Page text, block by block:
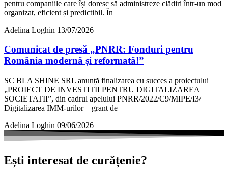
pentru companiile care își doresc să administreze clădiri într-un mod
organizat, eficient și predictibil. În
Adelina Loghin 13/07/2026
Comunicat de presă „PNRR: Fonduri pentru
România modernă și reformată!”
SC BLA SHINE SRL anunță finalizarea cu succes a proiectului
„PROIECT DE INVESTITII PENTRU DIGITALIZAREA
SOCIETATII”, din cadrul apelului PNRR/2022/C9/MIPE/I3/
Digitalizarea IMM-urilor – grant de
Adelina Loghin 09/06/2026
Ești interesat de curățenie?